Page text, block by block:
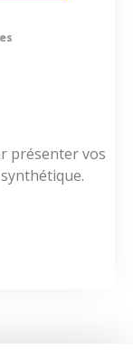
présenter vos